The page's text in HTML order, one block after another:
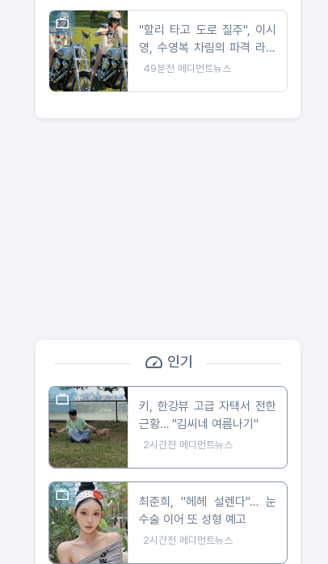
"할리 타고 도로 질주", 이시
영, 수영복 차림의 파격 라이
딩 공개
49분전 메디먼트뉴스
인기
키, 한강뷰 고급 자택서 전한
근황… "김씨네 여름나기"
2시간전 메디먼트뉴스
최준희, "헤헤 설렌다"… 눈
수술 이어 또 성형 예고
2시간전 메디먼트뉴스